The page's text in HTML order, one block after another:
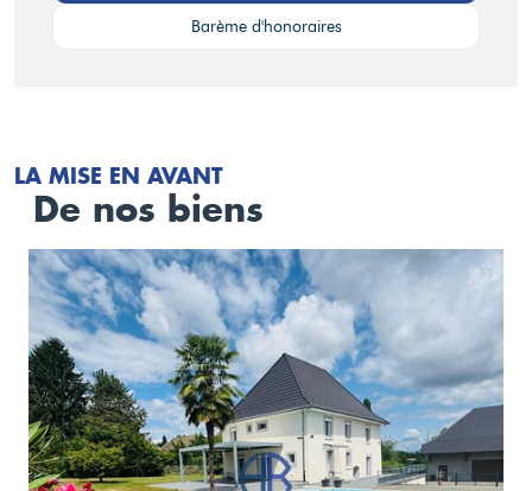
Barème d'honoraires
LA MISE EN AVANT
De nos biens